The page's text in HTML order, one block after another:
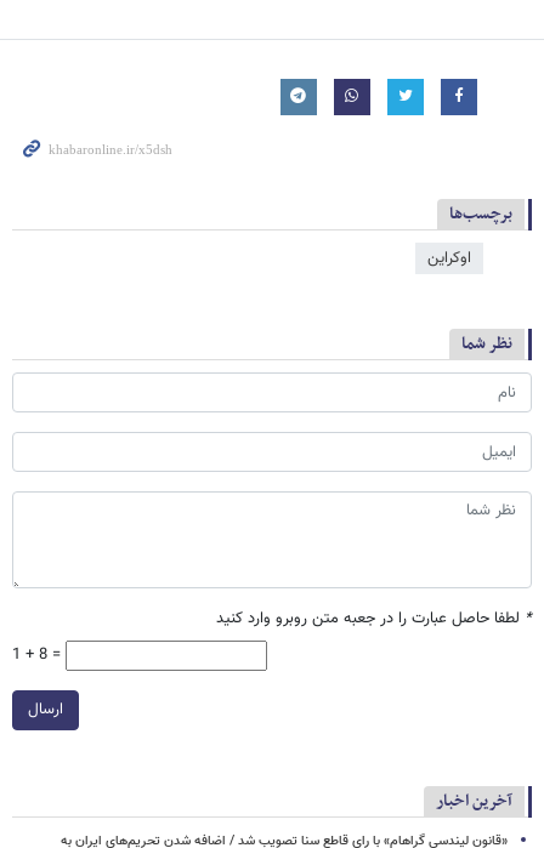
برچسب‌ها
اوکراین
نظر شما
* لطفا حاصل عبارت را در جعبه متن روبرو وارد کنید
1 + 8 =
ارسال
آخرین اخبار
«قانون لیندسی گراهام» با رای قاطع سنا تصویب شد / اضافه شدن تحریم‌های ایران به